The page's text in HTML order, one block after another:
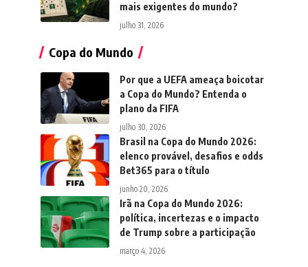
mais exigentes do mundo?
julho 31, 2026
Copa do Mundo
Por que a UEFA ameaça boicotar
a Copa do Mundo? Entenda o
plano da FIFA
julho 30, 2026
Brasil na Copa do Mundo 2026:
elenco provável, desafios e odds
Bet365 para o título
junho 20, 2026
Irã na Copa do Mundo 2026:
política, incertezas e o impacto
de Trump sobre a participação
março 4, 2026